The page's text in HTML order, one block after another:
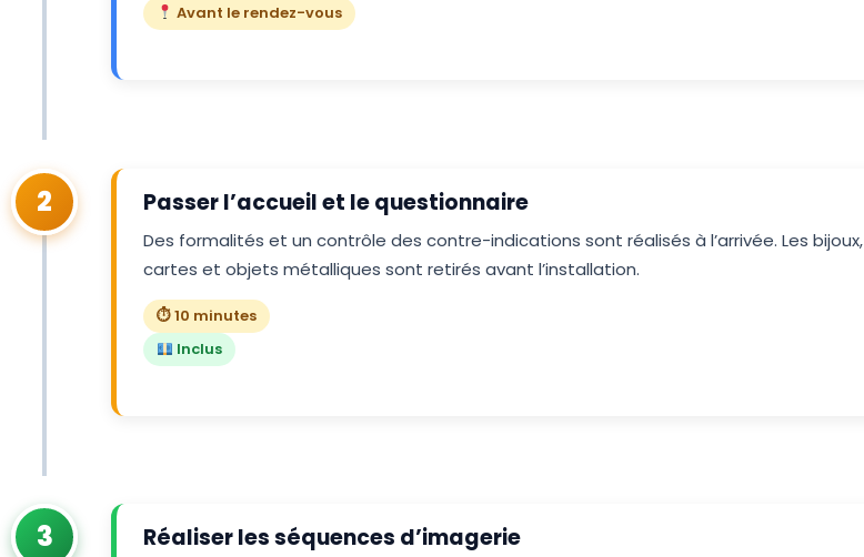
Avant le rendez-vous
2 Passer l’accueil et le questionnaire
Des formalités et un contrôle des contre-indications sont réalisés à l’arrivée. Les bijoux,
cartes et objets métalliques sont retirés avant l’installation.
⏱ 10 minutes
Inclus
3 Réaliser les séquences d’imagerie